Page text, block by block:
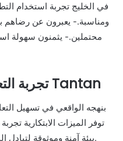
ومناسبة.- يعبرون عن رضاهم
محتملين.- يثمنون سهولة
تجربة التعارف الفريدة في تطبيق Tantan
توفر الميزات الابتكارية
Tantan بيئة آمنة وموثوقة لتبادل المحتوى والتواصل بين الأفراد.